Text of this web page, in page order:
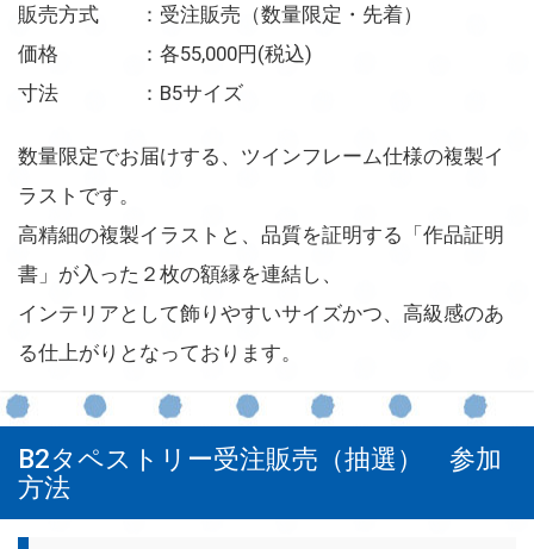
販売方式 ：受注販売（数量限定・先着）
価格 ：各55,000円(税込)
寸法 ：B5サイズ
数量限定でお届けする、ツインフレーム仕様の複製イ
ラストです。
高精細の複製イラストと、品質を証明する「作品証明
書」が入った２枚の額縁を連結し、
インテリアとして飾りやすいサイズかつ、高級感のあ
る仕上がりとなっております。
B2タペストリー受注販売（抽選） 参加
方法